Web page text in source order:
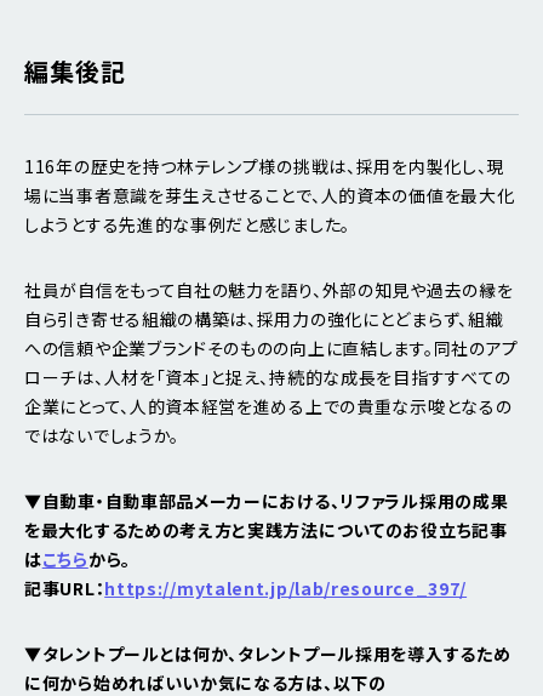
編集後記
116年の歴史を持つ林テレンプ様の挑戦は、採用を内製化し、現
場に当事者意識を芽生えさせることで、人的資本の価値を最大化
しようとする先進的な事例だと感じました。
社員が自信をもって自社の魅力を語り、外部の知見や過去の縁を
自ら引き寄せる組織の構築は、採用力の強化にとどまらず、組織
への信頼や企業ブランドそのものの向上に直結します。同社のアプ
ローチは、人材を「資本」と捉え、持続的な成長を目指すすべての
企業にとって、人的資本経営を進める上での貴重な示唆となるの
ではないでしょうか。
▼自動車・自動車部品メーカーにおける、リファラル採用の成果
を最大化するための考え方と実践方法についてのお役立ち記事
はこちらから。
記事URL：https://mytalent.jp/lab/resource_397/
▼タレントプールとは何か、タレントプール採用を導入するため
に何から始めればいいか気になる方は、以下の